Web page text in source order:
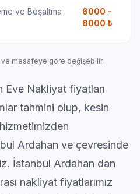
ve Boşaltma
6000 -
8000 ₺
ve mesafeye göre değişebilir.
Eve Nakliyat fiyatları
tahmini olup, kesin
Ardahan ve çevresinde
İstanbul Ardahan dan
nakliyat fiyatlarımız